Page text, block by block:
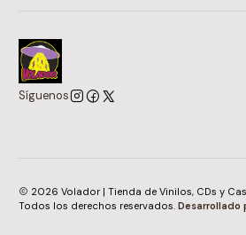
Síguenos
2026 Volador | Tienda de Vinilos, CDs y
Todos los derechos reservados. Desarrollado